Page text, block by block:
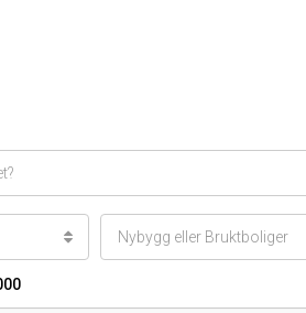
Nybygg eller Bruktboliger